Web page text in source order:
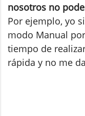
nosotros no
Por ejemplo, yo
modo Manual
tiempo de
rápida y no me